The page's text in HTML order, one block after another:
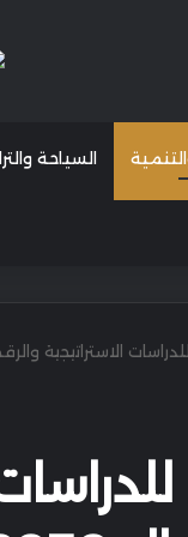
السياحة